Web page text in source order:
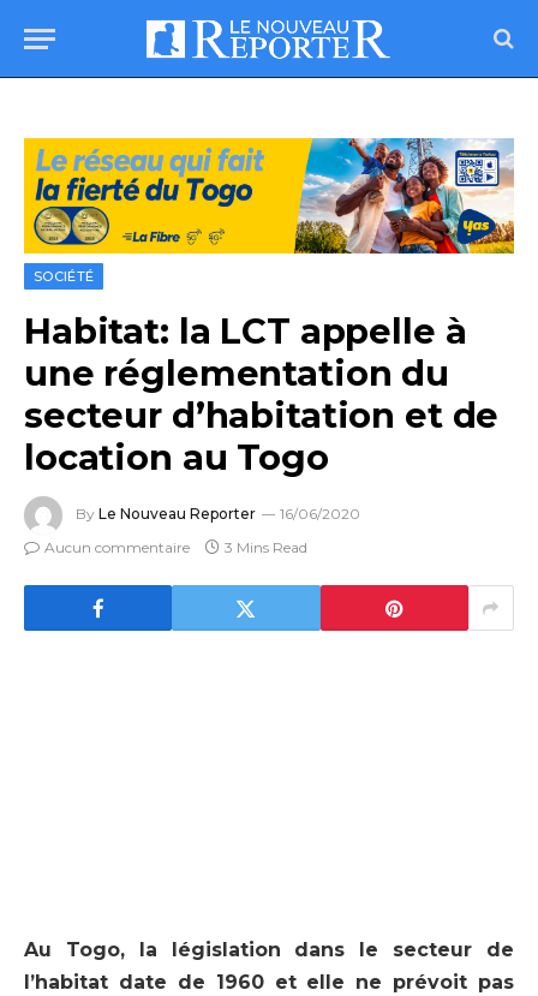
SOCIÉTÉ
Habitat: la LCT appelle à
une réglementation du
secteur d’habitation et de
location au Togo
By Le Nouveau Reporter
16/06/2020
Aucun commentaire
3 Mins Read
Au Togo, la législation dans le secteur de
l’habitat date de 1960 et elle ne prévoit pas